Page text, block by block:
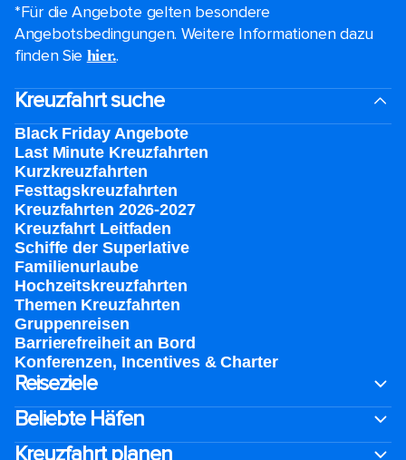
*Für die Angebote gelten besondere
Angebotsbedingungen. Weitere Informationen dazu
finden Sie hier..
Kreuzfahrt suche
Black Friday Angebote
Last Minute Kreuzfahrten
Kurzkreuzfahrten​
Festtagskreuzfahrten​
Kreuzfahrten 2026-2027
Kreuzfahrt Leitfaden
Schiffe der Superlative
Familienurlaube​
Hochzeitskreuzfahrten
Themen Kreuzfahrten
Gruppenreisen
Barrierefreiheit an Bord​
Konferenzen, Incentives & Charter
Reiseziele
Beliebte Häfen
Kreuzfahrt planen